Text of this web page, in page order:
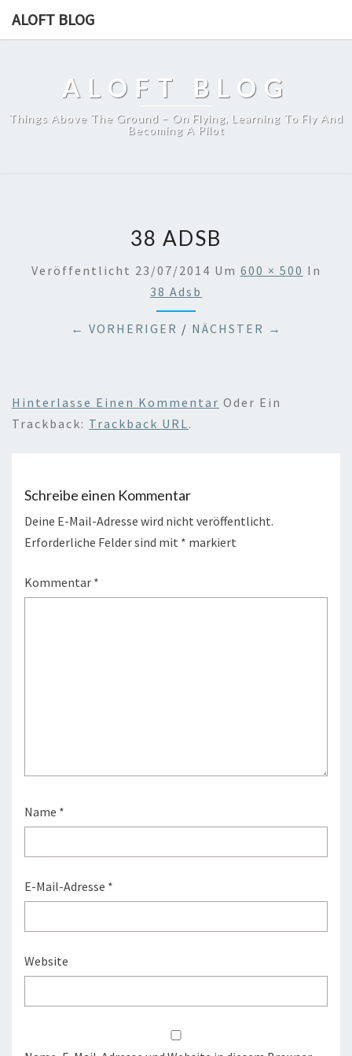
ALOFT BLOG
ALOFT BLOG
Things Above The Ground – On Flying, Learning To Fly And
Becoming A Pilot
38 ADSB
Veröffentlicht 23/07/2014 Um 600 × 500 In
38 Adsb
← VORHERIGER / NÄCHSTER →
Hinterlasse Einen Kommentar Oder Ein
Trackback: Trackback URL.
Schreibe einen Kommentar
Deine E-Mail-Adresse wird nicht veröffentlicht.
Erforderliche Felder sind mit * markiert
Kommentar *
Name *
E-Mail-Adresse *
Website